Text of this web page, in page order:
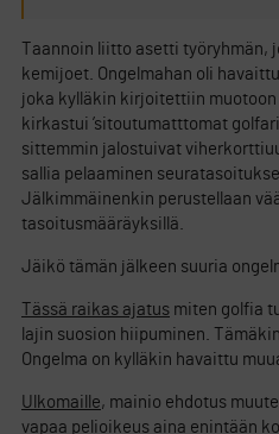
Taannoin liitto asetti
kemijoet. Ongelmahan oli
joka kylläkin kirjoitettiin muotoon
kirkastui ’sitoutumatttomat
sittemmin jalostuivat
sallia pelaaminen
Jälkimmäinenkin perustellaan
tasoitusmääräyksillä.
Jäikö tämän jälkeen suuria
Tässä raikas ajatus miten golfia
lajin suosion hiipuminen.
Ongelma on kylläkin havaittu
Ulkomaille, mainio ehdotus
vapaa pelioikeus aina enintään